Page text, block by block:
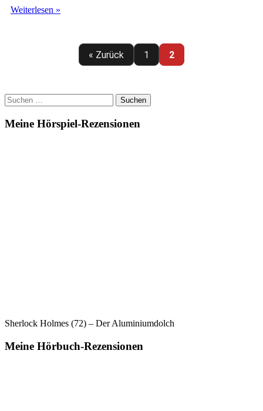
Weiterlesen »
Kommando
Der
Fall
Ukio
« Zurück 1 2
Suchen
nach:
Meine Hörspiel-Rezensionen
Sherlock Holmes (72) – Der Aluminiumdolch
Meine Hörbuch-Rezensionen